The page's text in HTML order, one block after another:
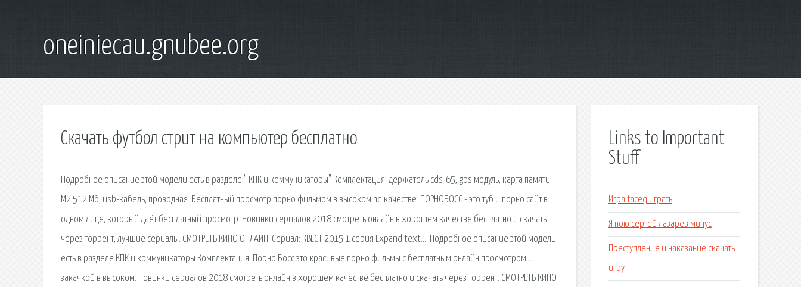
oneiniecau.gnubee.org
Скачать футбол стрит на компьютер бесплатно
Подробное описание этой модели есть в разделе " КПК и коммуникаторы" Комплектация: держатель cds-65, gps модуль, карта памяти
М2 512 Мб, usb-кабель, проводная. Бесплатный просмотр порно фильмом в высоком hd качестве. ПОРНОБОСС - это туб и порно сайт в
одном лице, который даёт бесплатный просмотр. Новинки сериалов 2018 смотреть онлайн в хорошем качестве бесплатно и скачать
через торрент, лучшие сериалы. СМОТРЕТЬ КИНО ОНЛАЙН! Сериал: КВЕСТ 2015 1 серия Expand text…. Подробное описание этой модели
есть в разделе КПК и коммуникаторы Комплектация. Порно Босс это красивые порно фильмы с бесплатным онлайн просмотром и
закачкой в высоком. Новинки сериалов 2018 смотреть онлайн в хорошем качестве бесплатно и скачать через торрент. СМОТРЕТЬ КИНО
Links to Important
Stuff
Игра faceq играть
Я пою сергей лазарев минус
Преступление и наказание скачать
игру